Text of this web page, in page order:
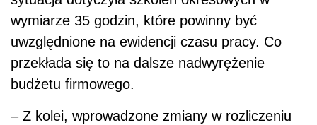
wymiarze 35 godzin, które powinny być
uwzględnione na ewidencji czasu pracy. Co
przekłada się to na dalsze nadwyrężenie
budżetu firmowego.
– Z kolei, wprowadzone zmiany w rozliczeniu